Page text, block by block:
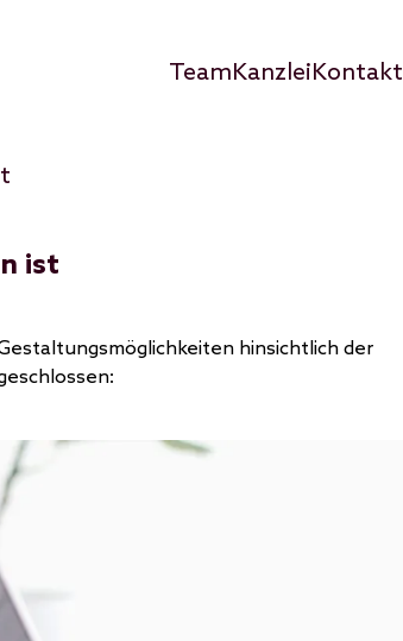
TeamKanzleiKontakt
ist
hinsichtlich der